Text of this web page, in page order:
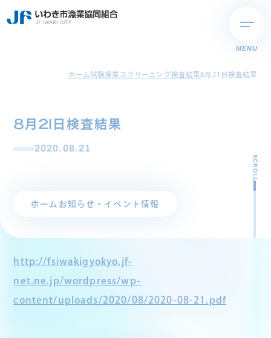
MENU
ホーム試験操業スクリーニング検査結果8月21日検査結果
8月21日検査結果
2020.08.21
ホーム お知らせ・イベント情報
SCROLL
http://fsiwakigyokyo.jf-
net.ne.jp/wordpress/wp-
content/uploads/2020/08/2020-08-21.pdf